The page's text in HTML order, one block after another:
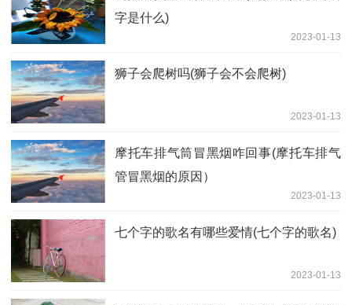
字是什么)
2023-01-13
狮子会爬树吗(狮子会不会爬树)
2023-01-13
摩托车排气筒冒黑烟咋回事(摩托车排气
管冒黑烟的原因）
2023-01-13
七个字的歌名有哪些爱情(七个字的歌名)
2023-01-13